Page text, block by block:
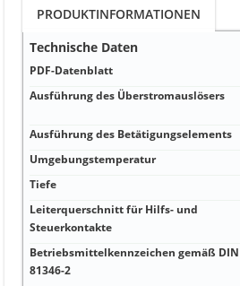
PRODUKTINFORMATIONEN
Technische Daten
PDF-Datenblatt
Ausführung des Überstromauslösers
Ausführung des Betätigungselements
Umgebungstemperatur
Tiefe
Leiterquerschnitt für Hilfs- und
Steuerkontakte
Betriebsmittelkennzeichen gemäß DIN
81346-2